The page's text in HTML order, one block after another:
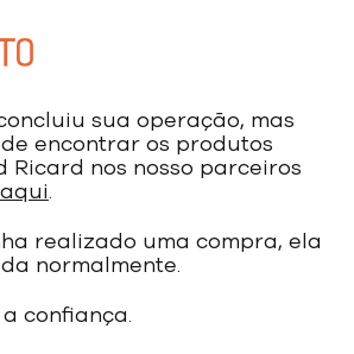
sua operação, mas
encontrar os produtos
Ricard nos nosso parceiros
aqui.
realizado uma compra, ela
normalmente.
confiança.